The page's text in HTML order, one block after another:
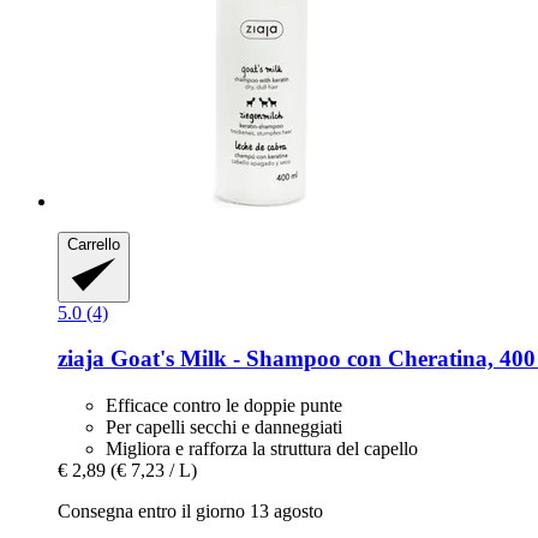
Carrello
5.0 (4)
ziaja Goat's Milk -​ Shampoo con Cheratina,
Efficace contro le doppie punte
Per capelli secchi e danneggiati
Migliora e rafforza la struttura del capello
€ 2,89 (€ 7,23 / L)
Consegna entro il giorno 13 agosto